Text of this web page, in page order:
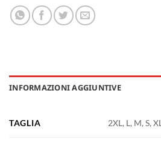
INFORMAZIONI AGGIUNTIVE
TAGLIA 2XL, L, M, S, XL